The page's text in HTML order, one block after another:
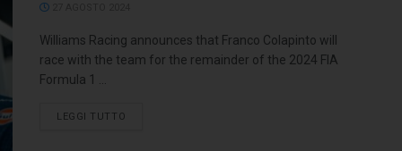
Williams Racing announces that Franco Colapinto will
race with the team for the remainder of the 2024 FIA
Formula 1 ...
LEGGI TUTTO